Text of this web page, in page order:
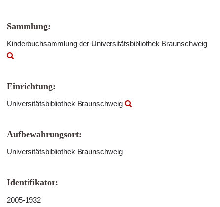
Sammlung:
Kinderbuchsammlung der Universitätsbibliothek Braunschweig
Einrichtung:
Universitätsbibliothek Braunschweig
Aufbewahrungsort:
Universitätsbibliothek Braunschweig
Identifikator:
2005-1932